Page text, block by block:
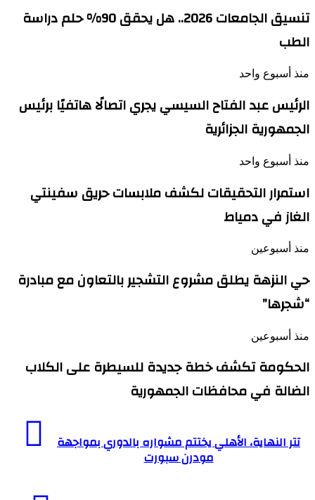
تنسيق الجامعات 2026.. هل يحقق 90% حلم دراسة
الطب
منذ أسبوع واحد
الرئيس عبد الفتاح السيسي يجري اتصالًا هاتفيًا برئيس
الجمهورية الجزائرية
منذ أسبوع واحد
استمرار التحقيقات لكشف ملابسات حريق سفينتي
الغاز في دمياط
منذ أسبوعين
حي النزهة يطلق مشروع التشجير بالتعاون مع مبادرة
“شجرها”
منذ أسبوعين
الحكومة تكشف خطة جديدة للسيطرة على الكلاب
الضالة في محافظات الجمهورية
النهاية،
الأهلي
تتر النهاية، الأهلي يختتم مشواره بالدوري بمواجهة
مودرن سبورت